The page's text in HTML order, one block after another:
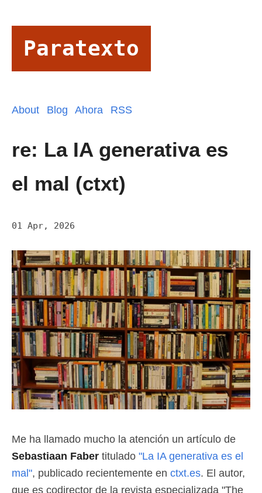
Paratexto
About Blog Ahora RSS
re: La IA generativa es
el mal (ctxt)
01 Apr, 2026
Me ha llamado mucho la atención un artículo de
Sebastiaan Faber titulado "La IA generativa es el
mal", publicado recientemente en ctxt.es. El autor,
que es codirector de la revista especializada "The